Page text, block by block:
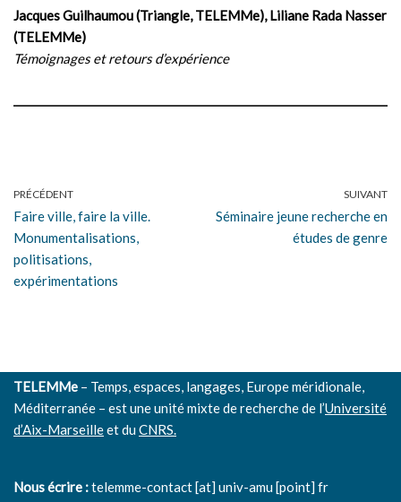
Jacques Guilhaumou (Triangle, TELEMMe), Liliane Rada Nasser
(TELEMMe)
Témoignages et retours d’expérience
PRÉCÉDENT
Faire ville, faire la ville.
Monumentalisations,
politisations,
expérimentations
SUIVANT
Séminaire jeune recherche en
études de genre
TELEMMe – Temps, espaces, langages, Europe méridionale,
Méditerranée – est une unité mixte de recherche de l’Université
d’Aix-Marseilleet duCNRS.
Nous écrire :telemme-contact [at] univ-amu [point] fr